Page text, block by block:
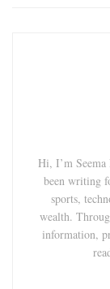
Hi, I’m Seema
been writing
sports,
wealth.
information,